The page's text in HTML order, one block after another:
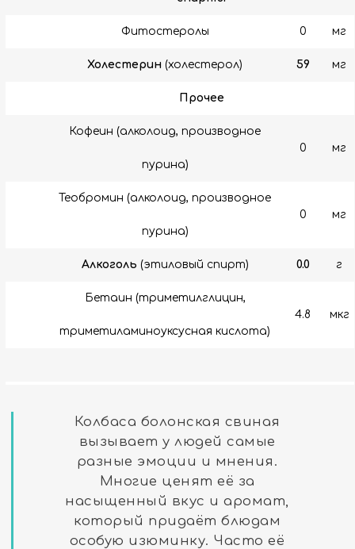
Фитостеролы 0 мг
Холестерин (холестерол) 59 мг
Прочее
Кофеин (алколоид, производное
пурина)
0 мг
Теобромин (алколоид, производное
пурина)
0 мг
Алкоголь (этиловый спирт) 0.0 г
Бетаин (триметилглицин,
триметиламиноуксусная кислота)
4.8 мкг
Колбаса болонская свиная
вызывает у людей самые
разные эмоции и мнения.
Многие ценят её за
насыщенный вкус и аромат,
который придаёт блюдам
особую изюминку. Часто её